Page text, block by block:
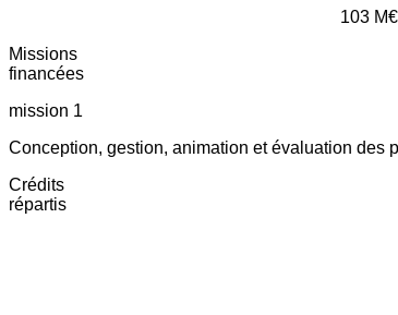
103 M€
Missions
financées
mission 1
Conception, gestion, animation et évaluation des
Crédits
répartis